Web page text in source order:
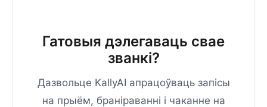
Гатовыя дэлегаваць свае
званкі?
Дазвольце KallyAI апрацоўваць запісы
на прыём, браніраванні і чаканне на